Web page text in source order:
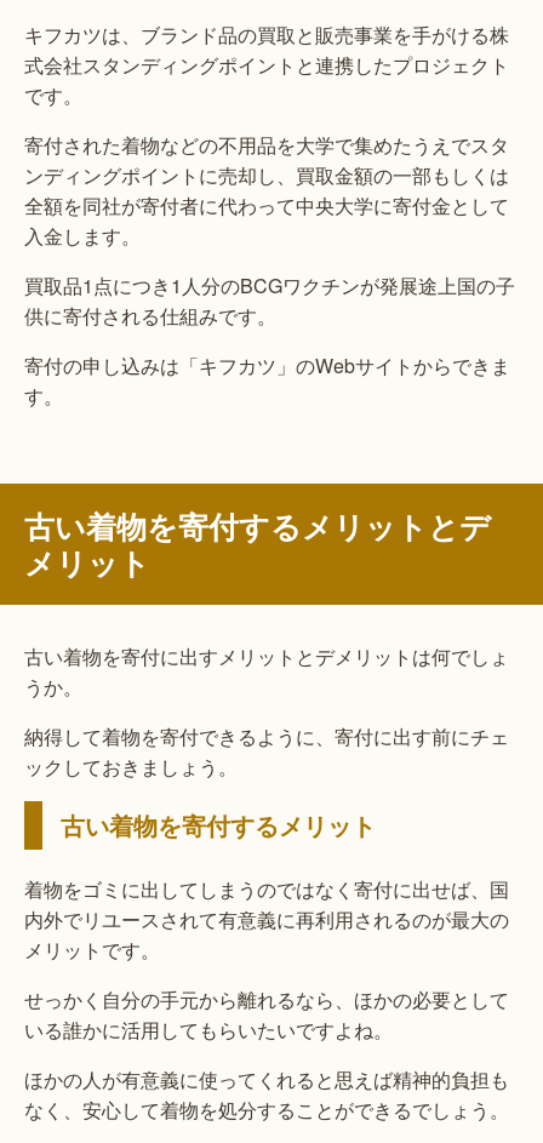
キフカツは、ブランド品の買取と販売事業を手がける株
式会社スタンディングポイントと連携したプロジェクト
です。
寄付された着物などの不用品を大学で集めたうえでスタ
ンディングポイントに売却し、買取金額の一部もしくは
全額を同社が寄付者に代わって中央大学に寄付金として
入金します。
買取品1点につき1人分のBCGワクチンが発展途上国の子
供に寄付される仕組みです。
寄付の申し込みは「キフカツ」のWebサイトからできま
す。
古い着物を寄付するメリットとデ
メリット
古い着物を寄付に出すメリットとデメリットは何でしょ
うか。
納得して着物を寄付できるように、寄付に出す前にチェ
ックしておきましょう。
古い着物を寄付するメリット
着物をゴミに出してしまうのではなく寄付に出せば、国
内外でリユースされて有意義に再利用されるのが最大の
メリットです。
せっかく自分の手元から離れるなら、ほかの必要として
いる誰かに活用してもらいたいですよね。
ほかの人が有意義に使ってくれると思えば精神的負担も
なく、安心して着物を処分することができるでしょう。